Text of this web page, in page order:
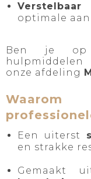
Verstelbaar
optimale
Ben je op
hulpmiddelen
onze afdeling
Een uiterst
en strakke
Gemaakt